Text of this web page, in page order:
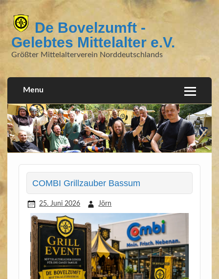
De Bovelzumft -
Gelebtes Mittelalter e.V.
Größter Mittelalterverein Norddeutschlands
Menu
COMBI Grillzauber Bassum
25. Juni 2026 Jörn